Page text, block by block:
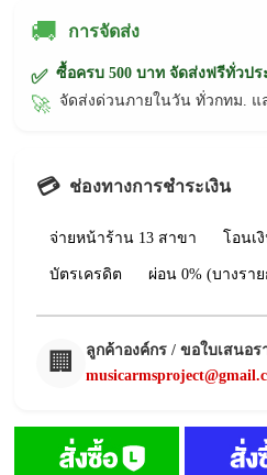
🚚 การจัดส่ง
✅ ซื้อครบ 500 บาท จัดส่งฟรีทั่วปร
🚀 จัดส่งด่วนภายในวัน ทั่วกทม.
💳 ช่องทางการชำระเงิน
จ่ายหน้าร้าน 13 สาขา โอนเ
บัตรเครดิต ผ่อน 0% (บางรา
🏢
ลูกค้าองค์กร / ขอใบเสนอร